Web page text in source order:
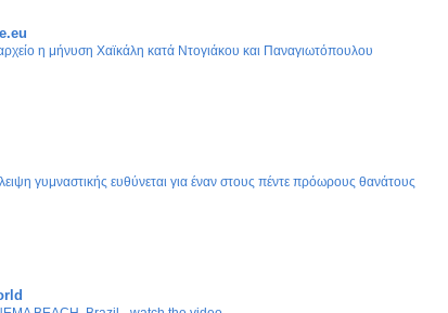
η μήνυση Χαϊκάλη κατά Ντογιάκου και Παναγιωτόπουλου
γυμναστικής ευθύνεται για έναν στους πέντε πρόωρους θανάτους